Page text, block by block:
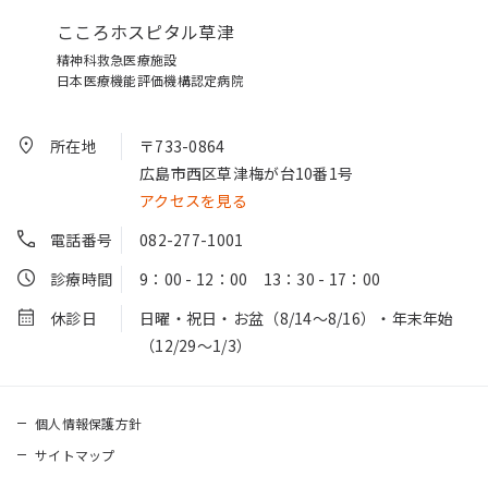
こころホスピタル草津
精神科救急医療施設
日本医療機能評価機構認定病院
所在地
〒733-0864
広島市西区草津梅が台10番1号
アクセスを見る
電話番号
082-277-1001
診療時間
9：00 - 12：00 13：30 - 17：00
休診日
日曜・祝日・お盆（8/14～8/16）・年末年始
（12/29～1/3）
個人情報保護方針
サイトマップ